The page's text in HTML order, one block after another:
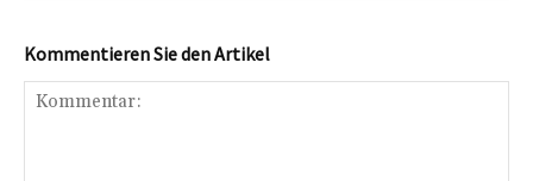
Kommentieren Sie den Artikel